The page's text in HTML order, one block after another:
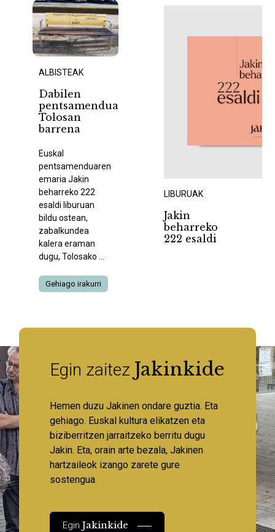
ALBISTEAK
Dabilen
pentsamendua
Tolosan
barrena
Euskal
pentsamenduaren
emaria Jakin
beharreko 222
esaldi liburuan
bildu ostean,
zabalkundea
kalera eraman
dugu, Tolosako ...
Gehiago irakurri
LIBURUAK
Jakin
beharreko
222 esaldi
Egin zaitez Jakinkide
Hemen duzu Jakinen ondare guztia. Eta
gehiago. Euskal kultura elikatzen eta
biziberritzen jarraitzeko berritu dugu
Jakin. Eta, orain arte bezala, Jakinen
hartzaileok izango zarete gure
sostengua.
EginJakinkide